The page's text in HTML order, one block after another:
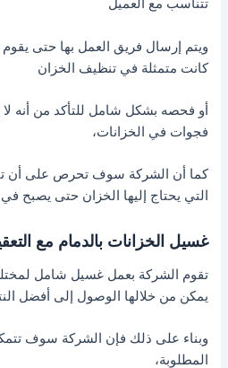
تتناسب مع العميل
ويتم إرسال فريق العمل بها حتى يقوم
كانت متمثلة في تنظيف الخزان
أو فحصه بشكل شامل للتأكد من أنه
فجوات في الخزانات،
كما أن الشركة سوف تحرص على أن
التي يحتاج إليها الخزان حتى يصبح في
غسيل الخزانات بالدمام مع
تقوم الشركة بعمل غسيل شامل
يمكن من خلالها الوصول إلى أفضل
وبناء على ذلك فإن الشركة سوف
المطلوبة،